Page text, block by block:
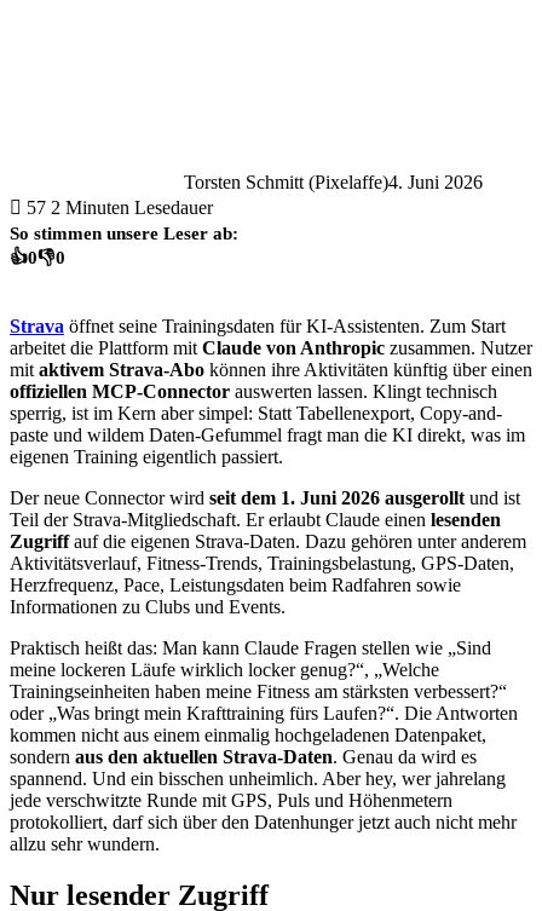
Torsten Schmitt (Pixelaffe)4. Juni 2026
57 2 Minuten Lesedauer
So stimmen unsere Leser ab:
👍0👎0
Strava öffnet seine Trainingsdaten für KI-Assistenten. Zum Start
arbeitet die Plattform mit Claude von Anthropic zusammen. Nutzer
mit aktivem Strava-Abo können ihre Aktivitäten künftig über einen
offiziellen MCP-Connector auswerten lassen. Klingt technisch
sperrig, ist im Kern aber simpel: Statt Tabellenexport, Copy-and-
paste und wildem Daten-Gefummel fragt man die KI direkt, was im
eigenen Training eigentlich passiert.
Der neue Connector wird seit dem 1. Juni 2026 ausgerollt und ist
Teil der Strava-Mitgliedschaft. Er erlaubt Claude einen lesenden
Zugriffauf die eigenen Strava-Daten. Dazu gehören unter anderem
Aktivitätsverlauf, Fitness-Trends, Trainingsbelastung, GPS-Daten,
Herzfrequenz, Pace, Leistungsdaten beim Radfahren sowie
Informationen zu Clubs und Events.
Praktisch heißt das: Man kann Claude Fragen stellen wie „Sind
meine lockeren Läufe wirklich locker genug?“, „Welche
Trainingseinheiten haben meine Fitness am stärksten verbessert?“
oder „Was bringt mein Krafttraining fürs Laufen?“. Die Antworten
kommen nicht aus einem einmalig hochgeladenen Datenpaket,
sondern aus den aktuellen Strava-Daten. Genau da wird es
spannend. Und ein bisschen unheimlich. Aber hey, wer jahrelang
jede verschwitzte Runde mit GPS, Puls und Höhenmetern
protokolliert, darf sich über den Datenhunger jetzt auch nicht mehr
allzu sehr wundern.
Nur lesender Zugriff